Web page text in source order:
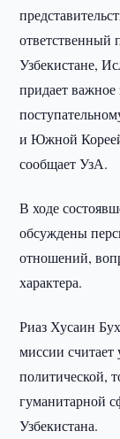
ответственный
Узбекистане,
придает важное
и Южной
сообщает УзА.
В ходе
обсуждены
отношений,
характера.
Риаз Хусаин
миссии считает
политической,
гуманитарной
Узбекистана.